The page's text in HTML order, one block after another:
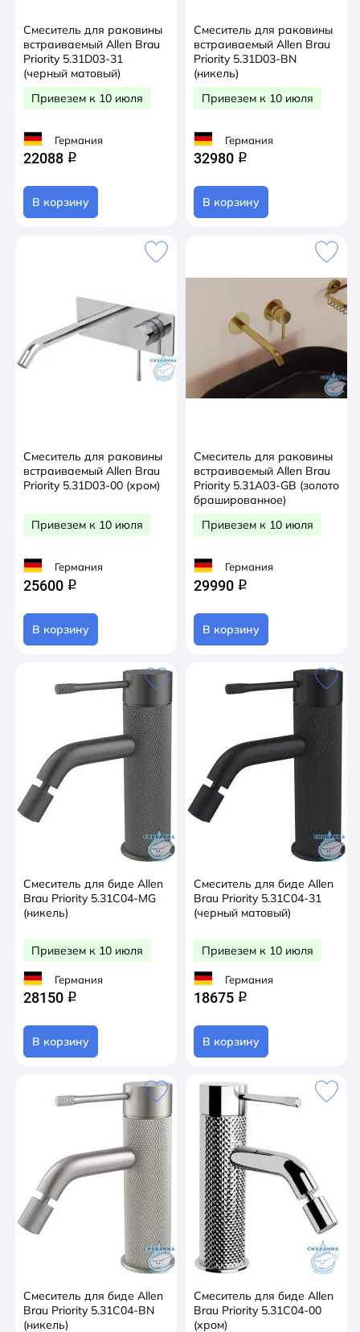
Смеситель для раковины
встраиваемый Allen Brau
Priority 5.31D03-31
(черный матовый)
Привезем к 10 июля
Германия
22088 q
В корзину
Смеситель для раковины
встраиваемый Allen Brau
Priority 5.31D03-BN
(никель)
Привезем к 10 июля
Германия
32980 q
В корзину
Смеситель для раковины
встраиваемый Allen Brau
Priority 5.31D03-00 (хром)
Привезем к 10 июля
Германия
25600 q
В корзину
Смеситель для раковины
встраиваемый Allen Brau
Priority 5.31A03-GB (золото
брашированное)
Привезем к 10 июля
Германия
29990 q
В корзину
Смеситель для биде Allen
Brau Priority 5.31С04-MG
(никель)
Привезем к 10 июля
Германия
28150 q
В корзину
Смеситель для биде Allen
Brau Priority 5.31С04-31
(черный матовый)
Привезем к 10 июля
Германия
18675 q
В корзину
Смеситель для биде Allen
Brau Priority 5.31С04-BN
(никель)
Смеситель для биде Allen
Brau Priority 5.31С04-00
(хром)